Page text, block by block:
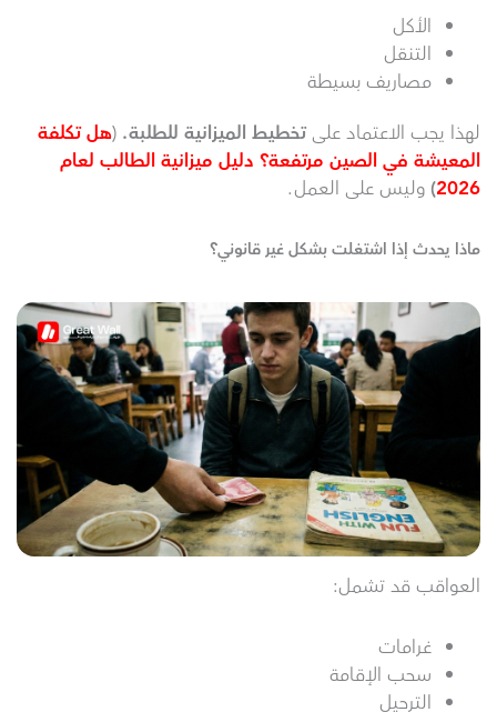
الأكل
التنقل
مصاريف بسيطة
لهذا يجب الاعتماد علىتخطيط الميزانية للطلبة. (هل تكلفة
المعيشة في الصين مرتفعة؟ دليل ميزانية الطالب لعام
2026
) وليس على العمل.
ماذا يحدث إذا اشتغلت بشكل غير قانوني؟
العواقب قد تشمل:
غرامات
سحب الإقامة
الترحيل